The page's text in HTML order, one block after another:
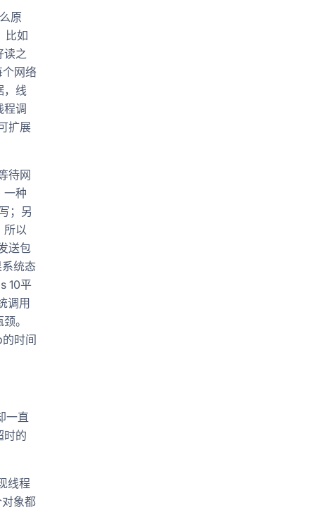
原
比如
读之
网络
，线
程调
扩展
待网
一种
；另
所以
送包
统态
10平
调用
。
时间
一直
时的
线程
象都